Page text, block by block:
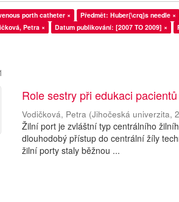
porth catheter × Předmět: Huber{\crq}s needle ×
Petra × Datum publikování: [2007 TO 2009] ×
Role sestry při edukaci
Vodičková, Petra (Jihočeská univerzita,
Žilní port je zvláštní typ centrálního
dlouhodobý přístup do centrální žíly
žilní porty staly běžnou ...